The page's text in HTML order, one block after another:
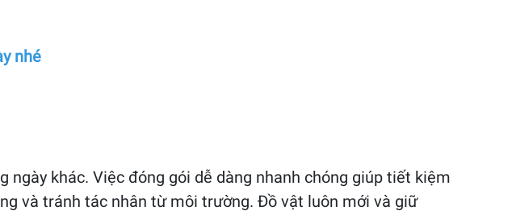
nhé
ngày khác. Việc đóng gói dễ dàng nhanh chóng giúp tiết kiệm
và tránh tác nhân từ môi trường. Đồ vật luôn mới và giữ